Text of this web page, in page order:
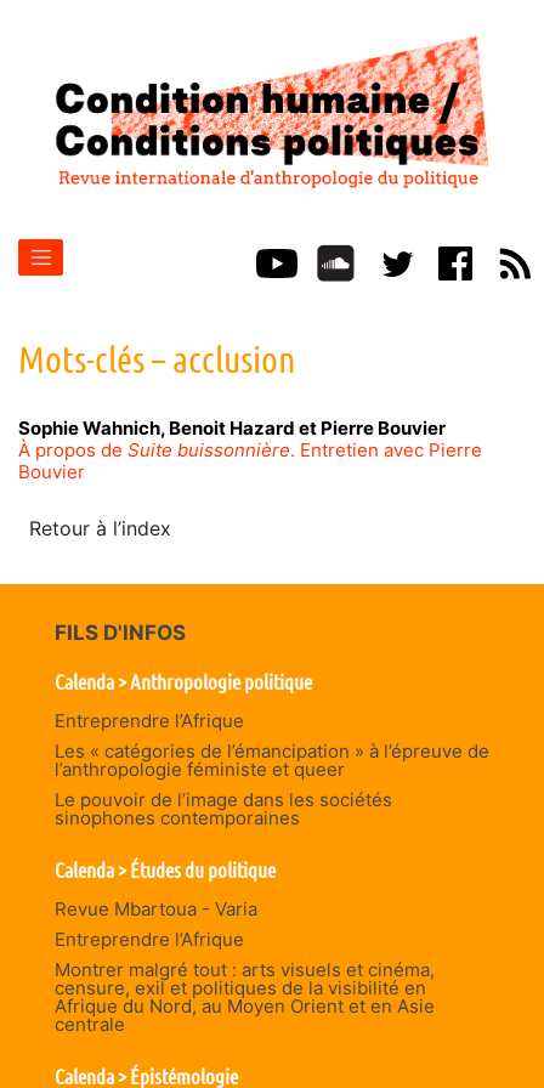
Mots-clés – acclusion
SophieWahnich, Benoit Hazard et Pierre Bouvier
À propos de Suite buissonnière. Entretien avec Pierre
Bouvier
Retour à l’index
FILS D'INFOS
Calenda > Anthropologie politique
Entreprendre l’Afrique
Les « catégories de l’émancipation » à l’épreuve de
l’anthropologie féministe et queer
Le pouvoir de l’image dans les sociétés
sinophones contemporaines
Calenda > Études du politique
Revue Mbartoua - Varia
Entreprendre l’Afrique
Montrer malgré tout : arts visuels et cinéma,
censure, exil et politiques de la visibilité en
Afrique du Nord, au Moyen Orient et en Asie
centrale
Calenda > Épistémologie